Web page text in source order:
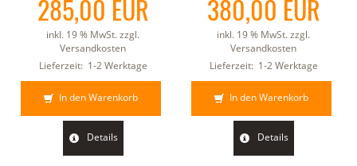
285,00 EUR
inkl. 19 % MwSt. zzgl.
Versandkosten
Lieferzeit: 1-2 Werktage
In den Warenkorb
Details
380,00 EUR
inkl. 19 % MwSt. zzgl.
Versandkosten
Lieferzeit: 1-2 Werktage
In den Warenkorb
Details